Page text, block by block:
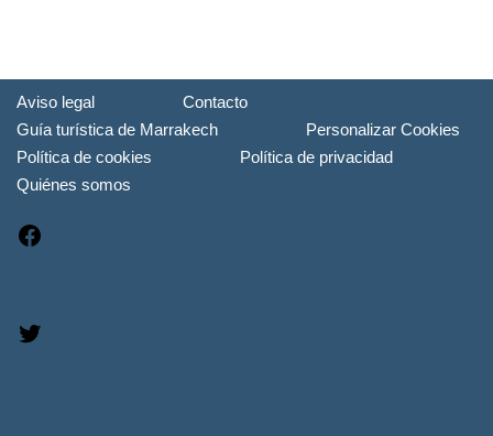
Aviso legal
Contacto
Guía turística de Marrakech
Personalizar Cookies
Política de cookies
Política de privacidad
Quiénes somos